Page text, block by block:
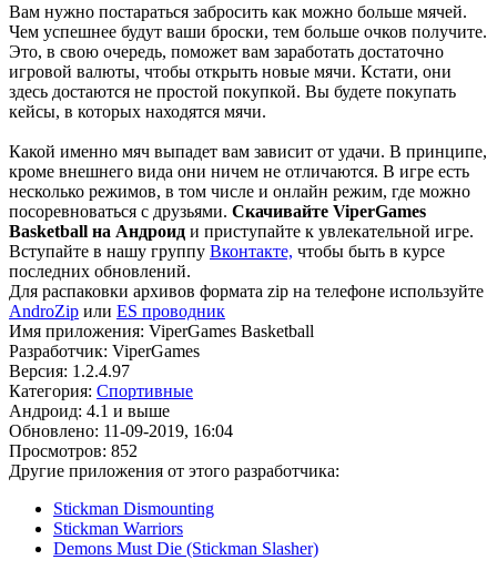
Вам нужно постараться забросить как можно больше мячей.
Чем успешнее будут ваши броски, тем больше очков получите.
Это, в свою очередь, поможет вам заработать достаточно
игровой валюты, чтобы открыть новые мячи. Кстати, они
здесь достаются не простой покупкой. Вы будете покупать
кейсы, в которых находятся мячи.
Какой именно мяч выпадет вам зависит от удачи. В принципе,
кроме внешнего вида они ничем не отличаются. В игре есть
несколько режимов, в том числе и онлайн режим, где можно
посоревноваться с друзьями. Скачивайте ViperGames
Basketball на Андроид и приступайте к увлекательной игре.
Вступайте в нашу группу Вконтакте, чтобы быть в курсе
последних обновлений.
Для распаковки архивов формата zip на телефоне используйте
AndroZip или ES проводник
Имя приложения: ViperGames Basketball
Разработчик: ViperGames
Версия: 1.2.4.97
Категория: Спортивные
Андроид: 4.1 и выше
Обновлено: 11-09-2019, 16:04
Просмотров: 852
Другие приложения от этого разработчика:
Stickman Dismounting
Stickman Warriors
Demons Must Die (Stickman Slasher)